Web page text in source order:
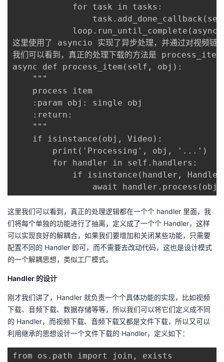
for task in tasks:
这里使用了 asyncio 实现了异步处理，并通过对视频链
我们可以看到，真正的处理下载的方法是 process_item
async def process_item(self, obj):
"""
process item
:param obj: single obj
:return:
"""
if isinstance(obj, Video):
print('Processing', obj, '...')
for handler in self.handlers:
if isinstance(handler,
await handler.process(obj)
这里我们可以看到，真正的处理逻辑都在一个个 handler 里面，我
们将每个单独的功能进行了抽离，定义成了一个个 Handler，这样
可以实现良好的解耦合，如果我们要增加和关闭某些功能，只需要
配置不同的 Handler 即可，而不需要去改动代码，这也是设计模式
的一个解耦思想，类似工厂模式。
Handler 的设计
刚才我们讲了，Handler 就负责一个个具体功能的实现，比如视频
下载、音频下载、数据存储等等，所以我们可以将它们定义成不同
的 Handler，而视频下载、音频下载又都是文件下载，所以又可以
利用继承的思想设计一个文件下载的 Handler，定义如下：
from os.path import join, exists